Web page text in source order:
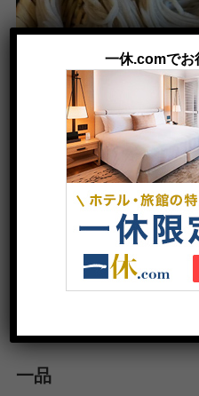
一品
特別な日のお食事は一休